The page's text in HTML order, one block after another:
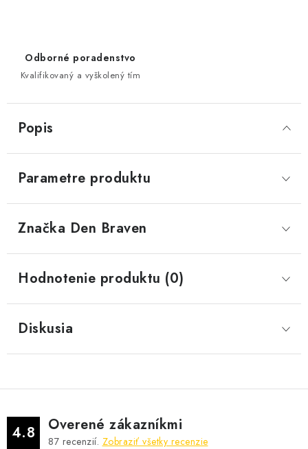
Odborné poradenstvo
Kvalifikovaný a vyškolený tím
Popis
Parametre produktu
Značka Den Braven
Hodnotenie produktu (0)
Diskusia
4.8 Overené zákazníkmi
87 recenzií. Zobraziť všetky recenzie